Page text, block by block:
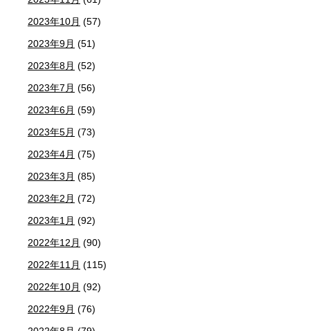
2023年10月 (57)
2023年9月 (51)
2023年8月 (52)
2023年7月 (56)
2023年6月 (59)
2023年5月 (73)
2023年4月 (75)
2023年3月 (85)
2023年2月 (72)
2023年1月 (92)
2022年12月 (90)
2022年11月 (115)
2022年10月 (92)
2022年9月 (76)